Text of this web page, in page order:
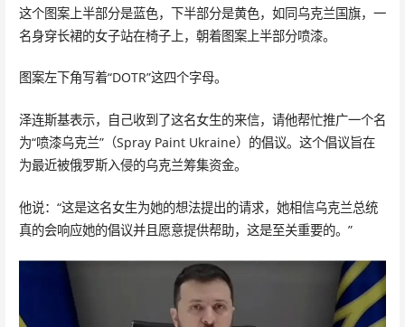
这个图案上半部分是蓝色，下半部分是黄色，如同乌克兰国旗，一
名身穿长裙的女子站在椅子上，朝着图案上半部分喷漆。
图案左下角写着“DOTR”这四个字母。
泽连斯基表示，自己收到了这名女生的来信，请他帮忙推广一个名
为“喷漆乌克兰”（Spray Paint Ukraine）的倡议。这个倡议旨在
为最近被俄罗斯入侵的乌克兰筹集资金。
他说：“这是这名女生为她的想法提出的请求，她相信乌克兰总统
真的会响应她的倡议并且愿意提供帮助，这是至关重要的。”